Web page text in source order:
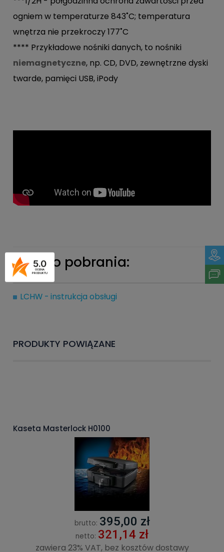
ogniem w temperaturze 843˚C; temperatura
wnętrza nie przekroczy 177˚C
**** Przykładowe nośniki danych, to nośniki
niemagnetyczne, np. CD, DVD, zewnętrzne dyski
twarde, pamięci USB, iPody
Pliki do pobrania:
LCHW - instrukcja obsługi
PRODUKTY POWIĄZANE
Kaseta Masterlock H0100
brutto: 395,00 zł
netto: 321,14 zł
zawiera 23% VAT, bez kosztów dostawy
5.0
OCENA
PRODUKTU